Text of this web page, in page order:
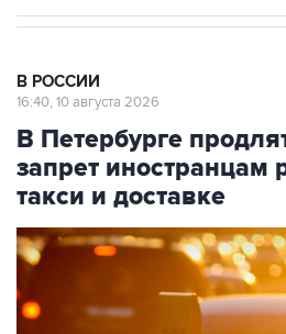
В РОССИИ
16:40, 10 августа 2026
В Петербурге
запрет иностранцам
такси и доставке